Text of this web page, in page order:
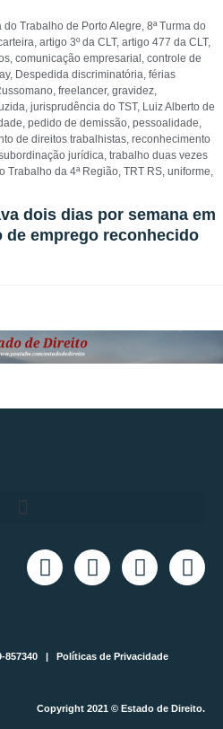
do Trabalho de Porto Alegre, 8ª Turma do
, artigo 3º da CLT, artigo 477 da CLT,
, comunicação empresarial , controle de
, Despedida discriminatória, férias
, freelancer, gravidez,
, jurisprudência do TST, Luiz Alberto de
, pedido de demissão, pessoalidade,
de direitos trabalhistas, reconhecimento
jurídica, trabalho duas vezes
Trabalho da 4ª Região, TRT RS, uniforme,
dois dias por semana em
de emprego reconhecido
857340 | Políticas de Privacidade
Copyright 2021 © Estado de Direito.